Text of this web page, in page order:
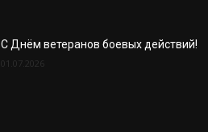
С Днём ветеранов боевых действий!
01.07.2026